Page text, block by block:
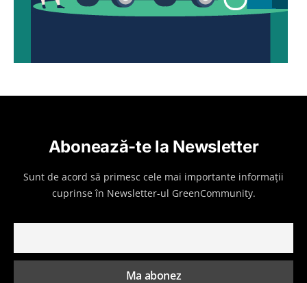
Abonează-te la Newsletter
Sunt de acord să primesc cele mai importante informații
cuprinse în Newsletter-ul GreenCommunity.